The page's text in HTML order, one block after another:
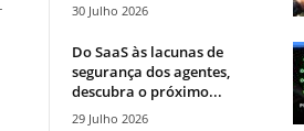
30 Julho 2026
Do SaaS às lacunas de
segurança dos agentes,
descubra o próximo...
29 Julho 2026